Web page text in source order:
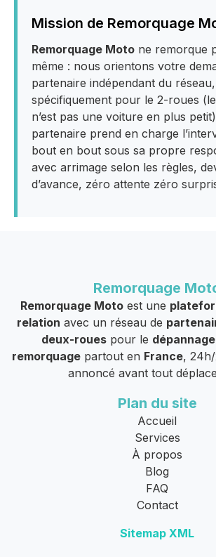
Mission de Remorquage
Remorquage Moto ne remorque
même : nous orientons votre
partenaire indépendant du
spécifiquement pour le 2-roues
n’est pas une voiture en plus
partenaire prend en charge
bout en bout sous sa propre
avec arrimage selon les règles,
d’avance, zéro attente zéro
Remorquage
Remorquage Motoest une
relation avec un réseau de
deux-roues pour le
remorquagepartout en France,
annoncé avant tout
Plan du site
Accueil
Services
À propos
Blog
FAQ
Contact
Sitemap XML